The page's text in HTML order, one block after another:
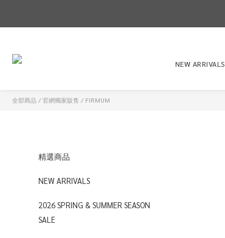
NEW ARRIVALS
全部商品 /官網獨家販售 / FIRMUM
精選商品
NEW ARRIVALS
2026 SPRING & SUMMER SEASON
SALE